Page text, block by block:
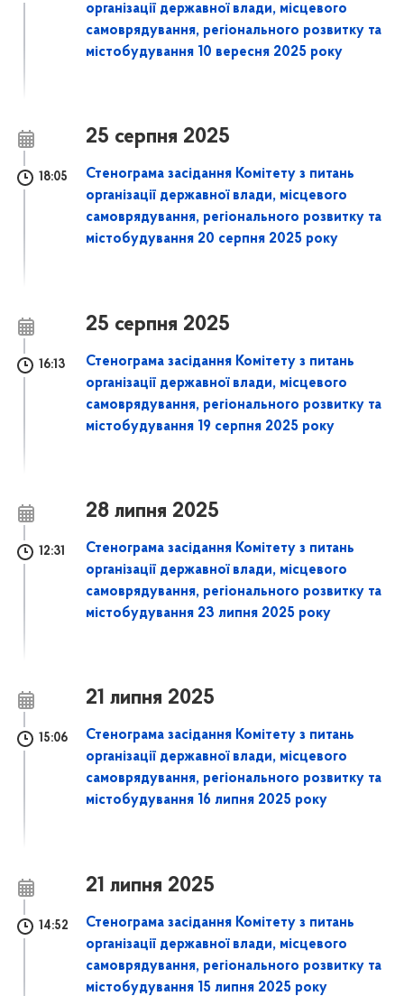
організації державної влади, місцевого
самоврядування, регіонального розвитку та
містобудування 10 вересня 2025 року
25 серпня 2025
18:05
Стенограма засідання Комітету з питань
організації державної влади, місцевого
самоврядування, регіонального розвитку та
містобудування 20 серпня 2025 року
25 серпня 2025
16:13
Стенограма засідання Комітету з питань
організації державної влади, місцевого
самоврядування, регіонального розвитку та
містобудування 19 серпня 2025 року
28 липня 2025
12:31
Стенограма засідання Комітету з питань
організації державної влади, місцевого
самоврядування, регіонального розвитку та
містобудування 23 липня 2025 року
21 липня 2025
15:06
Стенограма засідання Комітету з питань
організації державної влади, місцевого
самоврядування, регіонального розвитку та
містобудування 16 липня 2025 року
21 липня 2025
14:52
Стенограма засідання Комітету з питань
організації державної влади, місцевого
самоврядування, регіонального розвитку та
містобудування 15 липня 2025 року